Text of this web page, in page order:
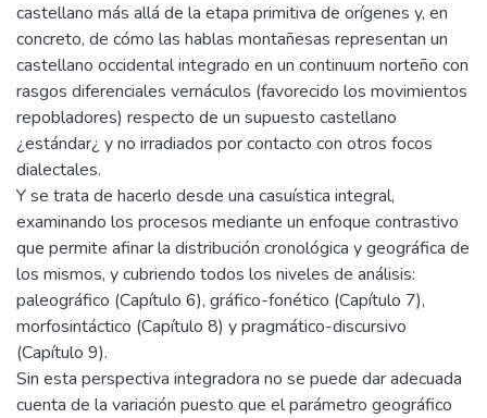
castellano más allá de la etapa primitiva de orígenes y, en
concreto, de cómo las hablas montañesas representan un
castellano occidental integrado en un continuum norteño con
rasgos diferenciales vernáculos (favorecido los movimientos
repobladores) respecto de un supuesto castellano
¿estándar¿ y no irradiados por contacto con otros focos
dialectales.
Y se trata de hacerlo desde una casuística integral,
examinando los procesos mediante un enfoque contrastivo
que permite afinar la distribución cronológica y geográfica de
los mismos, y cubriendo todos los niveles de análisis:
paleográfico (Capítulo 6), gráfico-fonético (Capítulo 7),
morfosintáctico (Capítulo 8) y pragmático-discursivo
(Capítulo 9).
Sin esta perspectiva integradora no se puede dar adecuada
cuenta de la variación puesto que el parámetro geográfico